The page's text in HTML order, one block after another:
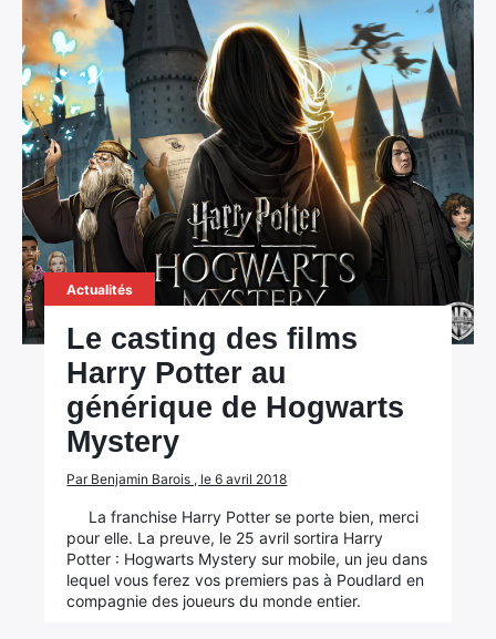
Actualités
Le casting des films
Harry Potter au
générique de Hogwarts
Mystery
Par Benjamin Barois , le 6 avril 2018
La franchise Harry Potter se porte bien, merci
pour elle. La preuve, le 25 avril sortira Harry
Potter : Hogwarts Mystery sur mobile, un jeu dans
lequel vous ferez vos premiers pas à Poudlard en
compagnie des joueurs du monde entier.
Rechercher